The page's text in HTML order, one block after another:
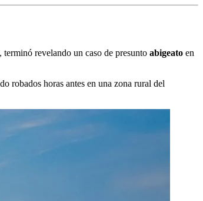
, terminó revelando un caso de presunto abigeato en
robados horas antes en una zona rural del